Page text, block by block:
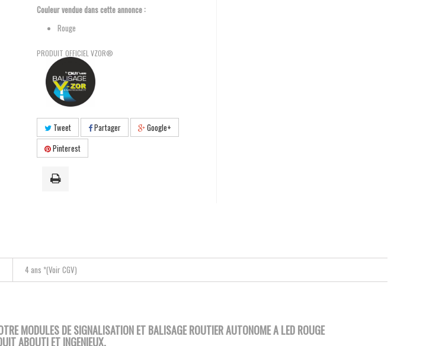
Couleur vendue dans cette annonce :
Rouge
PRODUIT OFFICIEL VZOR®
Tweet Partager
Google+
Pinterest
4 ans *(Voir CGV)
MODULES DE SIGNALISATION ET BALISAGE ROUTIER AUTONOME A LED ROUGE
ABOUTI ET INGENIEUX.